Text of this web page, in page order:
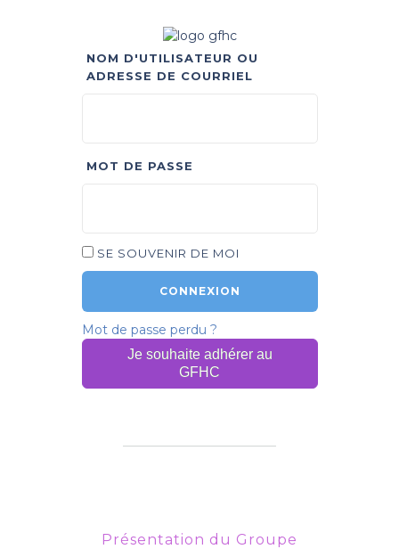
NOM D'UTILISATEUR OU
ADRESSE DE COURRIEL
MOT DE PASSE
SE SOUVENIR DE MOI
Mot de passe perdu ?
Je souhaite adhérer au
GFHC
Présentation du Groupe